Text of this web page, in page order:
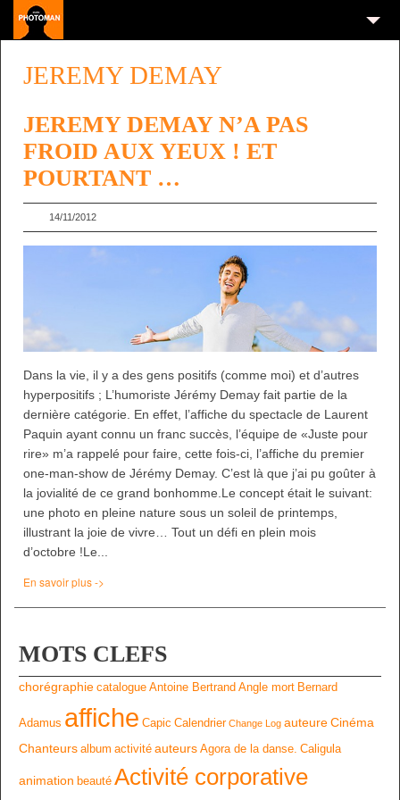
JEREMY DEMAY
JEREMY DEMAY N’A PAS
FROID AUX YEUX ! ET
POURTANT …
14/11/2012
Dans la vie, il y a des gens positifs (comme moi) et d’autres
hyperpositifs ; L’humoriste Jérémy Demay fait partie de la
dernière catégorie. En effet, l’affiche du spectacle de Laurent
Paquin ayant connu un franc succès, l’équipe de «Juste pour
rire» m’a rappelé pour faire, cette fois-ci, l’affiche du premier
one-man-show de Jérémy Demay. C’est là que j’ai pu goûter à
la jovialité de ce grand bonhomme.Le concept était le suivant:
une photo en pleine nature sous un soleil de printemps,
illustrant la joie de vivre… Tout un défi en plein mois
d’octobre !Le...
En savoir plus ->
MOTS CLEFS
chorégraphie catalogue Antoine Bertrand Angle mort Bernard
Adamus affiche Capic Calendrier Change Log auteureCinéma
Chanteurs album activité auteurs Agora de la danse. Caligula
animation beauté Activité corporative